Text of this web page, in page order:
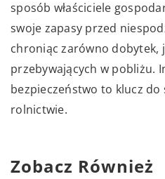
sposób właściciele
swoje zapasy przed
chroniąc zarówno dobytek,
przebywających w pobliżu.
bezpieczeństwo to klucz do
rolnictwie.
Zobacz Również